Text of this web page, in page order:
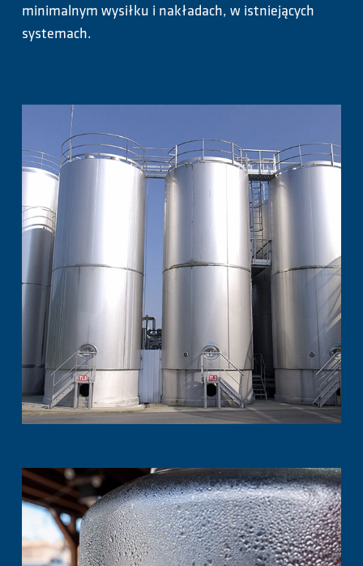
minimalnym wysiłku i nakładach, w istniejących
systemach.